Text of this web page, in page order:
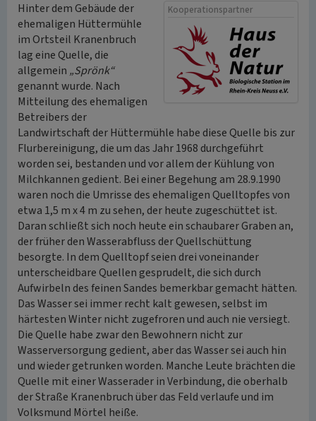
Kooperationspartner
Hinter dem Gebäude der
ehemaligen Hüttermühle
im Ortsteil Kranenbruch
lag eine Quelle, die
allgemein „Sprönk“
genannt wurde. Nach
Mitteilung des ehemaligen
Betreibers der
Landwirtschaft der Hüttermühle habe diese Quelle bis zur
Flurbereinigung, die um das Jahr 1968 durchgeführt
worden sei, bestanden und vor allem der Kühlung von
Milchkannen gedient. Bei einer Begehung am 28.9.1990
waren noch die Umrisse des ehemaligen Quelltopfes von
etwa 1,5 m x 4 m zu sehen, der heute zugeschüttet ist.
Daran schließt sich noch heute ein schaubarer Graben an,
der früher den Wasserabfluss der Quellschüttung
besorgte. In dem Quelltopf seien drei voneinander
unterscheidbare Quellen gesprudelt, die sich durch
Aufwirbeln des feinen Sandes bemerkbar gemacht hätten.
Das Wasser sei immer recht kalt gewesen, selbst im
härtesten Winter nicht zugefroren und auch nie versiegt.
Die Quelle habe zwar den Bewohnern nicht zur
Wasserversorgung gedient, aber das Wasser sei auch hin
und wieder getrunken worden. Manche Leute brächten die
Quelle mit einer Wasserader in Verbindung, die oberhalb
der Straße Kranenbruch über das Feld verlaufe und im
Volksmund Mörtel heiße.